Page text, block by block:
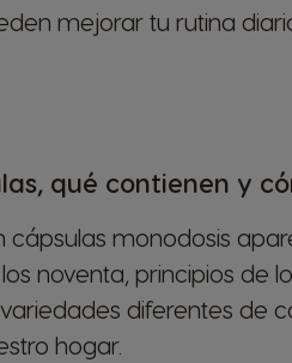
mejorar tu rutina
qué contienen y
cápsulas monodosis
noventa, principios de
diferentes de
hogar.